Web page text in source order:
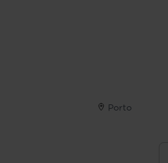
Porto